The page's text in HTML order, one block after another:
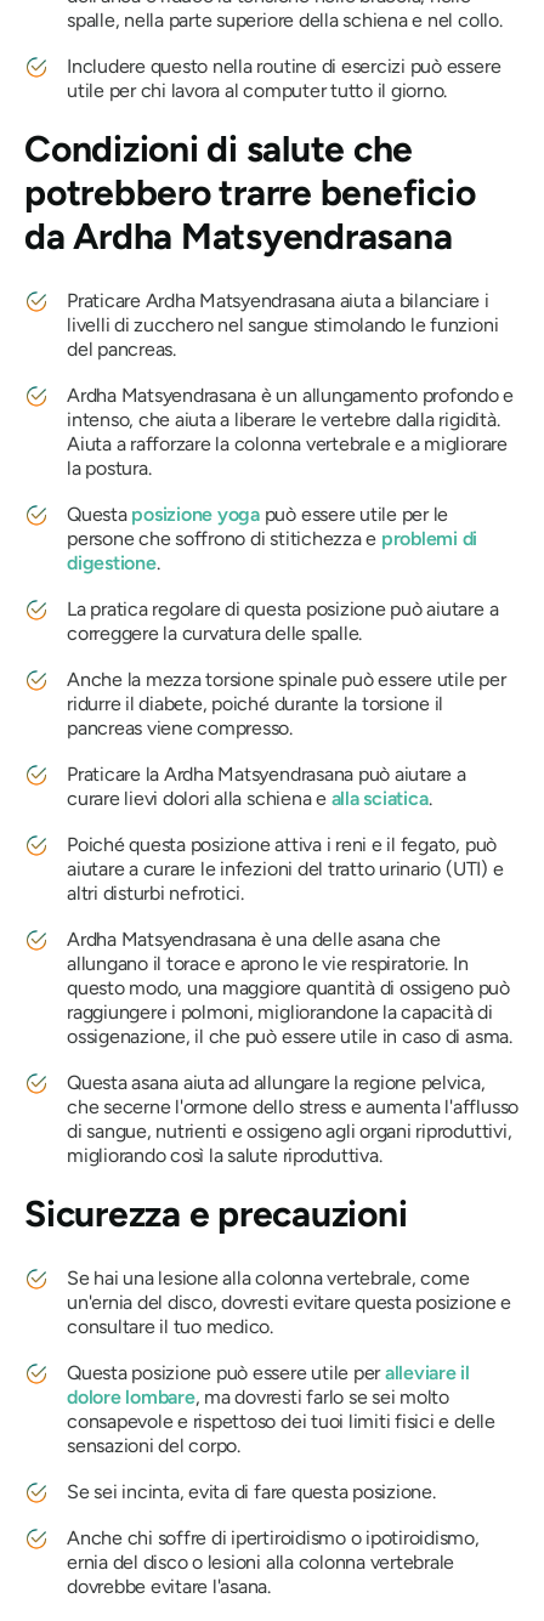
spalle, nella parte superiore della schiena e nel collo.
Includere questo nella routine di esercizi può essere
utile per chi lavora al computer tutto il giorno.
Condizioni di salute che
potrebbero trarre beneficio
daArdha Matsyendrasana
Praticare Ardha Matsyendrasana aiuta a bilanciare i
livelli di zucchero nel sangue stimolando le funzioni
del pancreas.
Ardha Matsyendrasana è un allungamento profondo e
intenso, che aiuta a liberare le vertebre dalla rigidità.
Aiuta a rafforzare la colonna vertebrale e a migliorare
la postura.
Questa posizione yogapuò essere utile per le
persone che soffrono di stitichezza e problemi di
digestione.
La pratica regolare di questa posizione può aiutare a
correggere la curvatura delle spalle.
Anche la mezza torsione spinale può essere utile per
ridurre il diabete, poiché durante la torsione il
pancreas viene compresso.
Praticare la Ardha Matsyendrasana può aiutare a
curare lievi dolori alla schiena e alla sciatica.
Poiché questa posizione attiva i reni e il fegato, può
aiutare a curare le infezioni del tratto urinario (UTI) e
altri disturbi nefrotici.
Ardha Matsyendrasana è una delle asana che
allungano il torace e aprono le vie respiratorie. In
questo modo, una maggiore quantità di ossigeno può
raggiungere i polmoni, migliorandone la capacità di
ossigenazione, il che può essere utile in caso di asma.
Questa asana aiuta ad allungare la regione pelvica,
che secerne l'ormone dello stress e aumenta l'afflusso
di sangue, nutrienti e ossigeno agli organi riproduttivi,
migliorando così la salute riproduttiva.
Sicurezza e precauzioni
Se hai una lesione alla colonna vertebrale, come
un'ernia del disco, dovresti evitare questa posizione e
consultare il tuo medico.
Questa posizione può essere utile peralleviare il
dolore lombare, ma dovresti farlo se sei molto
consapevole e rispettoso dei tuoi limiti fisici e delle
sensazioni del corpo.
Se sei incinta, evita di fare questa posizione.
Anche chi soffre di ipertiroidismo o ipotiroidismo,
ernia del disco o lesioni alla colonna vertebrale
dovrebbe evitare l'asana.